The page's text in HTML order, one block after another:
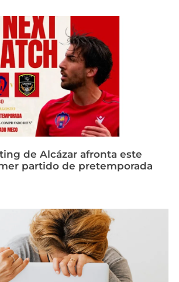
de Alcázar afronta este
partido de pretemporada